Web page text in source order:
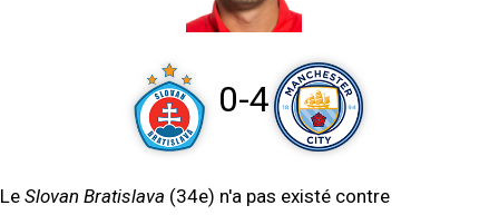
0-4
Le Slovan Bratislava (34e) n'a pas existé contre